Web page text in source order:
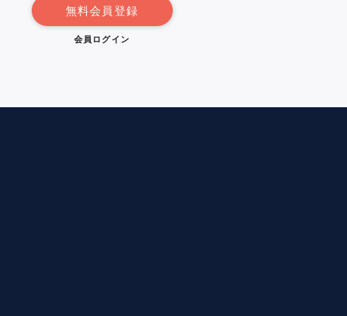
無料会員登録
会員ログイン